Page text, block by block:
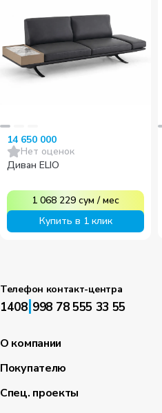
14 650 000
Нет оценок
Диван ELIO
1 068 229 сум /мес
Купить в 1 клик
Телефон контакт-центра
1408|998 78 555 33 55
О компании
Покупателю
Спец. проекты